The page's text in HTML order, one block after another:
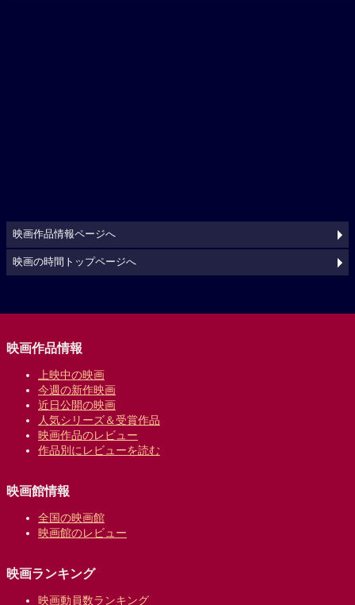
映画作品情報ページへ
映画の時間トップページへ
映画作品情報
上映中の映画
今週の新作映画
近日公開の映画
人気シリーズ＆受賞作品
映画作品のレビュー
作品別にレビューを読む
映画館情報
全国の映画館
映画館のレビュー
映画ランキング
映画動員数ランキング